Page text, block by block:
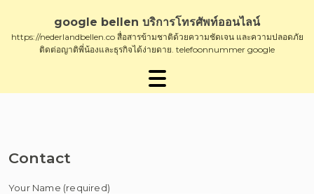
content
google bellen บริการโทรศัพท์ออนไลน์
https://nederlandbellen.co สื่อสารข้ามชาติด้วยความชัดเจน และความปลอดภัย
ติดต่อญาติพี่น้องและธุรกิจได้ง่ายดาย. telefoonnummer google
Contact
Your Name (required)